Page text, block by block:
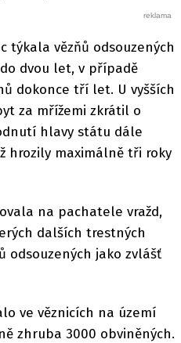
týkala vězňů odsouzených
dvou let, v případě
dokonce tří let. U vyšších
za mřížemi zkrátil o
hlavy státu dále
hrozily maximálně tři roky
na pachatele vražd,
dalších trestných
odsouzených jako zvlášť
ve věznicích na území
zhruba 3000 obviněných.